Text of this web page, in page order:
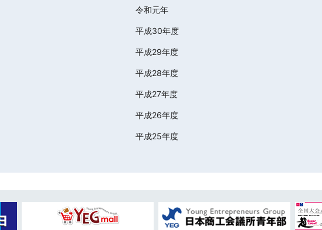
令和元年
平成30年度
平成29年度
平成28年度
平成27年度
平成26年度
平成25年度